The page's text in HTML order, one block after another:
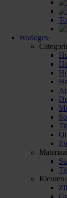
Horloges›
Materiaal
Kleuren›